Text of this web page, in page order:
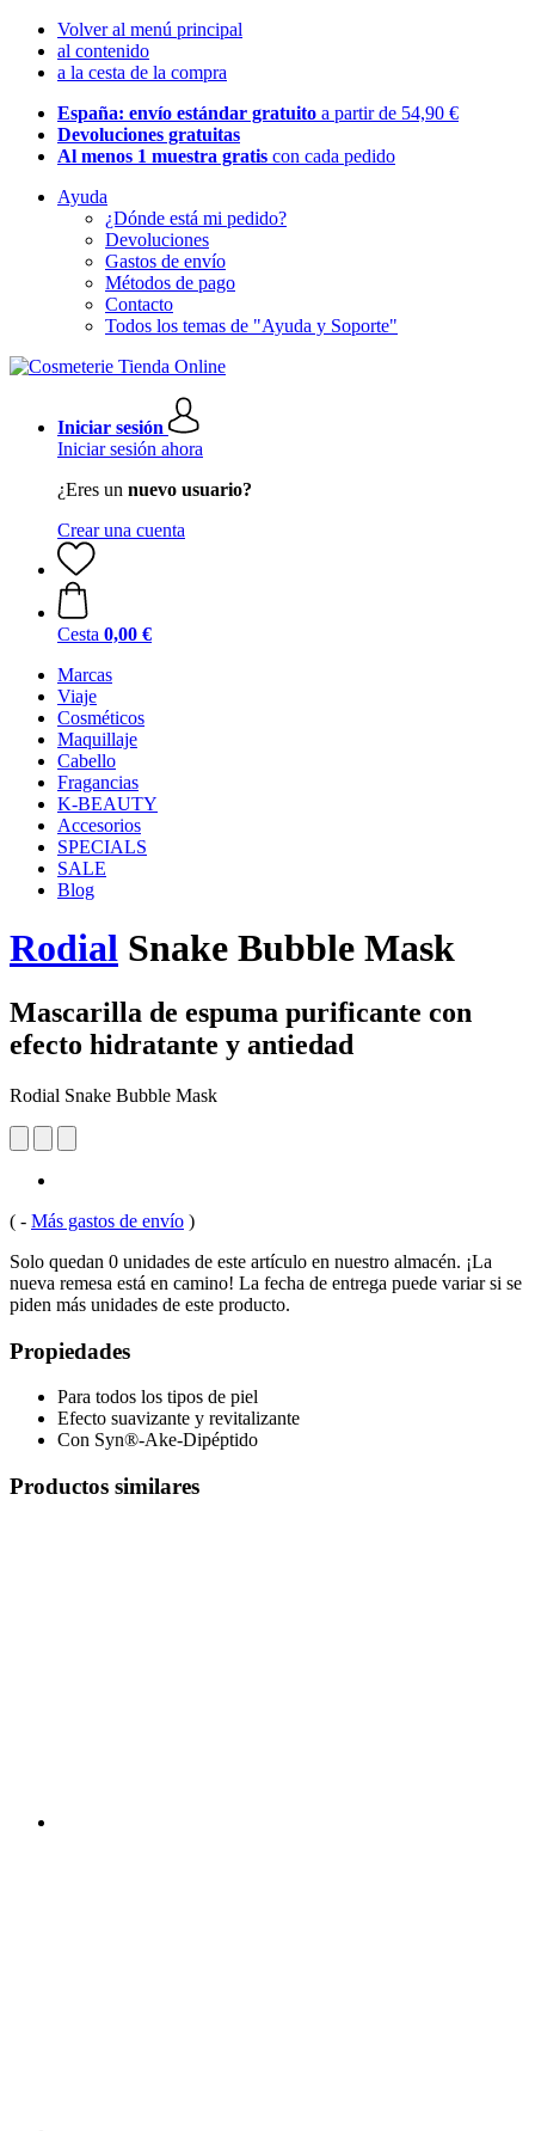
Volver al menú principal
al contenido
a la cesta de la compra
España: envío estándar gratuito a partir de 54,90 €
Devoluciones gratuitas
Al menos 1 muestra gratis con cada pedido
Ayuda
¿Dónde está mi pedido?
Devoluciones
Gastos de envío
Métodos de pago
Contacto
Todos los temas de "Ayuda y Soporte"
Iniciar sesión
Iniciar sesión ahora
¿Eres un nuevo usuario?
Crear una cuenta
Cesta 0,00 €
Marcas
Viaje
Cosméticos
Maquillaje
Cabello
Fragancias
K-BEAUTY
Accesorios
SPECIALS
SALE
Blog
Rodial Snake Bubble Mask
Mascarilla de espuma purificante con
efecto hidratante y antiedad
Rodial Snake Bubble Mask
( - Más gastos de envío )
Solo quedan 0 unidades de este artículo en nuestro almacén. ¡La
nueva remesa está en camino! La fecha de entrega puede variar si se
piden más unidades de este producto.
Propiedades
Para todos los tipos de piel
Efecto suavizante y revitalizante
Con Syn®-Ake-Dipéptido
Productos similares